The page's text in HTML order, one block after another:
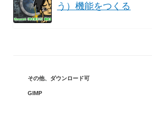
う）機能をつくる
カ
ゴ
その他、 ダウンロード可
タ
GIMP